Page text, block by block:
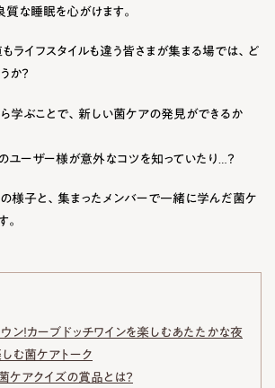
な睡眠を心がけます。
ライフスタイルも違う皆さまが集まる場では、ど
か？
学ぶことで、新しい菌ケアの発見ができるか
ユーザー様が意外なコツを知っていたり…？
様子と、集まったメンバーで一緒に学んだ菌ケ
。
ン！カーブドッチワインを楽しむあたたかな夜
む菌ケアトーク
ケアクイズの賞品とは？